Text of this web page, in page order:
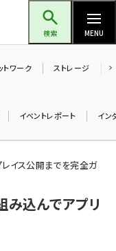
検索 MENU
勝利の絆～ (2308)
のヒント集！ (2025)
トワーク ストレージ
イベントレポート イン
イス公開までを完全ガ
み込んでアプリ